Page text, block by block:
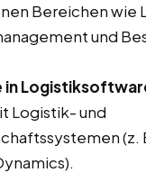
Bereichen wie
und
in
Logistik- und
(z.